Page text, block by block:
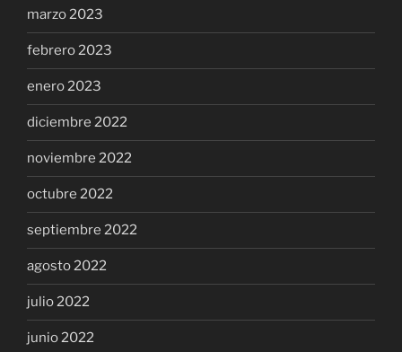
marzo 2023
febrero 2023
enero 2023
diciembre 2022
noviembre 2022
octubre 2022
septiembre 2022
agosto 2022
julio 2022
junio 2022